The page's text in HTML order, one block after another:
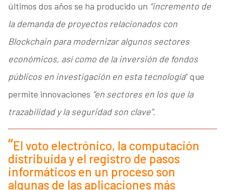
últimos dos años se ha producido un “incremento de
la demanda de proyectos relacionados con
Blockchain para modernizar algunos sectores
económicos, así como de la inversión de fondos
públicos en investigación en esta tecnología” que
permite innovaciones “en sectores en los que la
trazabilidad y la seguridad son clave”.
El voto electrónico, la computación
distribuida y el registro de pasos
informáticos en un proceso son
algunas de las aplicaciones más